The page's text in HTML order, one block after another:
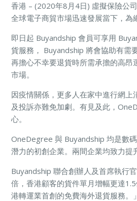
香港 – (2020年8月4日) 虛擬保險公
全球電子商貿市場迅速發展當下，為
即日起 Buyandship 會員可享用
貨服務， Buyandship 將會協助有需
再擔心不幸要退貨時所需承擔的高
市場。
因疫情關係，更多人在家中進行網
及投訴亦難免加劇。有見及此，
心。
OneDegree 與 Buyandship 均是數
潛力的初創企業。兩間企業均致力提
Buyandship 聯合創辦人及首席執行
倍，香港顧客的貨件單月增幅更達
港轉運業首創的免費海外退貨服務。」